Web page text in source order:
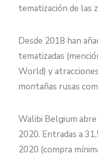
tematización de las
Desde 2018 han
tematizadas
World) y
montañas rusas
Walibi Belgium
2020. Entradas a
2020 (compra